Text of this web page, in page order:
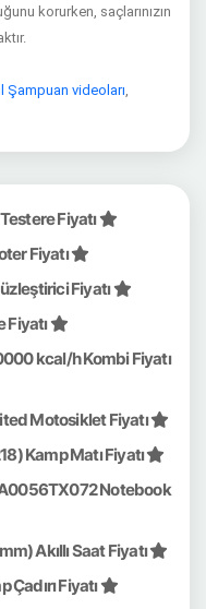
korurken, saçlarınızın
Şampuan videoları,
Fiyatı
Fiyatı
Fiyatı
Fiyatı
kcal/h Kombi Fiyatı
Motosiklet Fiyatı
Kamp Matı Fiyatı
Notebook
Akıllı Saat Fiyatı
Çadırı Fiyatı